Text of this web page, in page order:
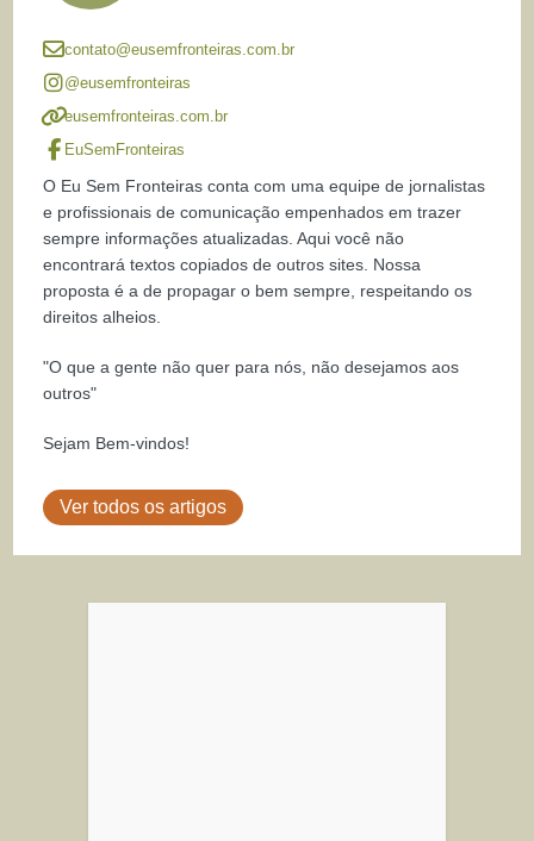
contato@eusemfronteiras.com.br
@eusemfronteiras
eusemfronteiras.com.br
EuSemFronteiras
O Eu Sem Fronteiras conta com uma equipe de jornalistas
e profissionais de comunicação empenhados em trazer
sempre informações atualizadas. Aqui você não
encontrará textos copiados de outros sites. Nossa
proposta é a de propagar o bem sempre, respeitando os
direitos alheios.
"O que a gente não quer para nós, não desejamos aos
outros"
Sejam Bem-vindos!
Ver todos os artigos